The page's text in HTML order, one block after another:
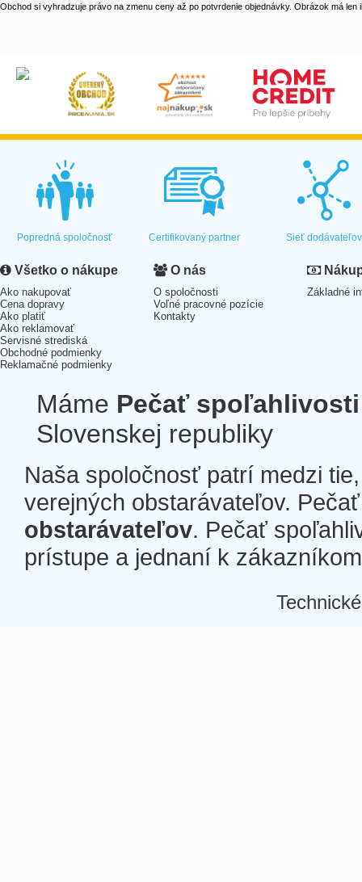
Obchod si vyhradzuje právo na zmenu ceny až po potvrdenie objednávky. Obrázok má len
Popredná spoločnosť Certifikovaný partner Sieť dodávateľov
Všetko o nákupe
Ako nakupovať
Cena dopravy
Ako platiť
Ako reklamovať
Servisné strediská
Obchodné podmienky
Reklamačné podmienky
O nás
O spoločnosti
Voľné pracovné pozície
Kontakty
Základné
Máme Pečať spoľahlivosti
Slovenskej republiky
Naša spoločnosť patrí medzi
verejných obstarávateľov.
obstarávateľov. Pečať
prístupe a jednaní k